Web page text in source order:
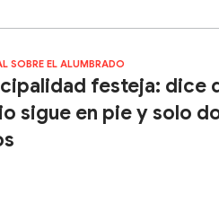
SOBRE EL ALUMBRADO
festeja: dice
sigue en pie y solo